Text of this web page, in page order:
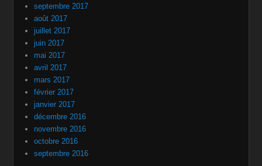
septembre 2017
août 2017
juillet 2017
juin 2017
mai 2017
avril 2017
mars 2017
février 2017
janvier 2017
décembre 2016
novembre 2016
octobre 2016
septembre 2016